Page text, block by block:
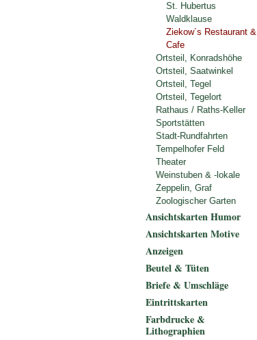
St. Hubertus
Waldklause
Ziekow´s Restaurant &
Cafe
Ortsteil, Konradshöhe
Ortsteil, Saatwinkel
Ortsteil, Tegel
Ortsteil, Tegelort
Rathaus / Raths-Keller
Sportstätten
Stadt-Rundfahrten
Tempelhofer Feld
Theater
Weinstuben & -lokale
Zeppelin, Graf
Zoologischer Garten
Ansichtskarten Humor
Ansichtskarten Motive
Anzeigen
Beutel & Tüten
Briefe & Umschläge
Eintrittskarten
Farbdrucke &
Lithographien